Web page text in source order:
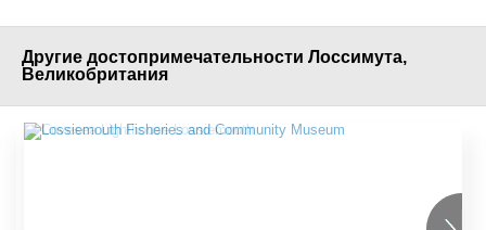
Другие достопримечательности Лоссимута,
Великобритания